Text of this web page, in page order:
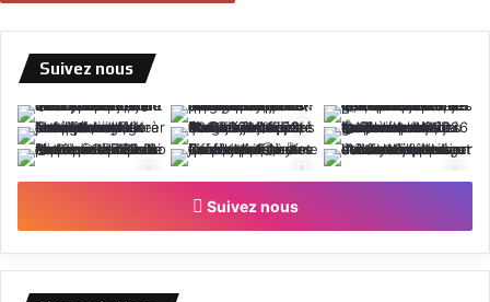
Suivez nous
Suivez nous